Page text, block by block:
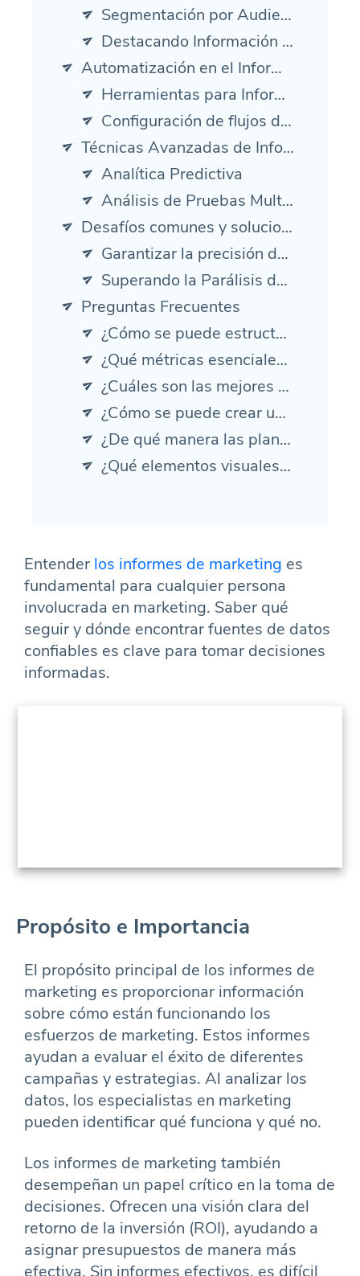
Segmentación por Audiencia
Destacando Información Clave
Automatización en el Informe de Marketing
Herramientas para Informes Automatizados
Configuración de flujos de trabajo automatizados
Técnicas Avanzadas de Informes
Analítica Predictiva
Análisis de Pruebas Multivariables
Desafíos comunes y soluciones
Garantizar la precisión de los datos
Superando la Parálisis del Análisis
Preguntas Frecuentes
¿Cómo se puede estructurar de manera efectiva un informe de marketing?
¿Qué métricas esenciales deben incluirse en un informe de marketing digital?
¿Cuáles son las mejores prácticas para escribir un informe de campaña de marketing convincente?
¿Cómo se puede crear un informe de marketing que destaque ideas estratégicas?
¿De qué manera las plantillas de informes de marketing pueden agilizar el proceso de informes?
¿Qué elementos visuales pueden mejorar la legibilidad e impacto de un informe de marketing?
Entender los informes de marketing es
fundamental para cualquier persona
involucrada en marketing. Saber qué
seguir y dónde encontrar fuentes de datos
confiables es clave para tomar decisiones
informadas.
Propósito e Importancia
El propósito principal de los informes de
marketing es proporcionar información
sobre cómo están funcionando los
esfuerzos de marketing. Estos informes
ayudan a evaluar el éxito de diferentes
campañas y estrategias. Al analizar los
datos, los especialistas en marketing
pueden identificar qué funciona y qué no.
Los informes de marketing también
desempeñan un papel crítico en la toma de
decisiones. Ofrecen una visión clara del
retorno de la inversión (ROI), ayudando a
asignar presupuestos de manera más